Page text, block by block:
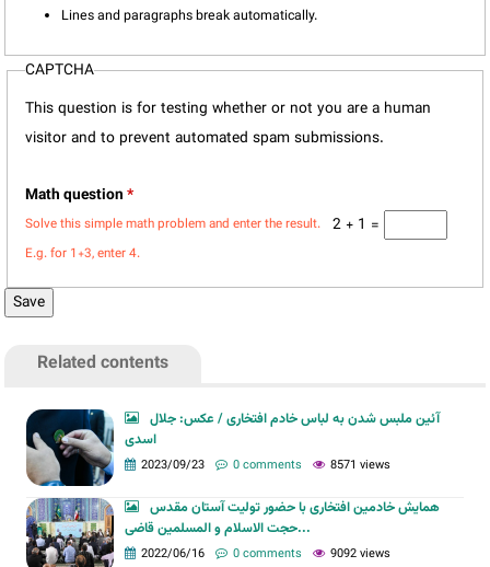
Lines and paragraphs break automatically.
CAPTCHA
This question is for testing whether or not you are a human
visitor and to prevent automated spam submissions.
Math question*
2 + 1 =
Solve this simple math problem and enter the result.
E.g. for 1+3, enter 4.
Related contents
آئین ملبس شدن به لباس خادم افتخاری / عکس: جلال
اسدی
2023/09/23 0 comments 8571 views
همایش خادمین افتخاری با حضور تولیت آستان مقدس
حجت الاسلام و المسلمین قاضی...
2022/06/16 0 comments 9092 views